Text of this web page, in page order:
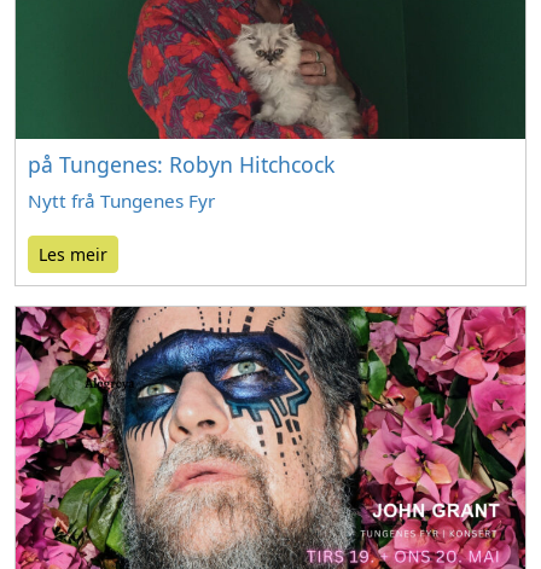
på Tungenes: Robyn Hitchcock
Nytt frå Tungenes Fyr
Les meir